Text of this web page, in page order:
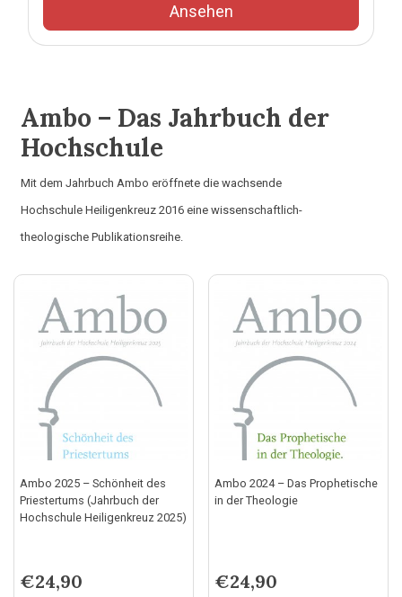
Ansehen
Ambo – Das Jahrbuch der
Hochschule
Mit dem Jahrbuch Ambo eröffnete die wachsende
Hochschule Heiligenkreuz 2016 eine wissenschaftlich-
theologische Publikationsreihe.
Ambo 2025 – Schönheit des
Priestertums (Jahrbuch der
Hochschule Heiligenkreuz 2025)
€24,90
Ambo 2024 – Das Prophetische
in der Theologie
€24,90